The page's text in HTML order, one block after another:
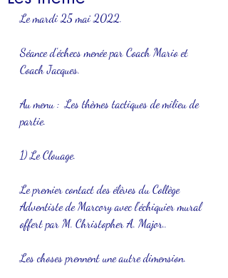
Le mardi 25 mai 2022.
Séance d'échecs menée par Coach Mario et
Coach Jacques.
Au menu :  Les thèmes tactiques de milieu de
partie.
1) Le Clouage.
Le premier contact des élèves du Collège
Adventiste de Marcory avec l'échiquier mural
offert par M. Christopher A. Major..
Les choses prennent une autre dimension.